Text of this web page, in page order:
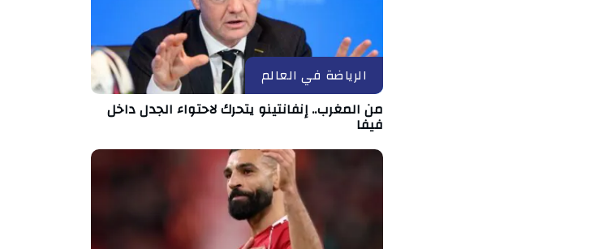
الرياضة في العالم
من المغرب.. إنفانتينو يتحرك لاحتواء الجدل داخل
فيفا